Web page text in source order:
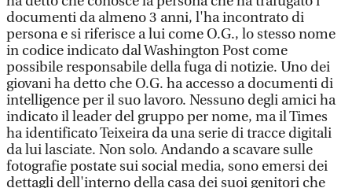
documenti da almeno 3 anni, l'ha incontrato di
persona e si riferisce a lui come O.G., lo stesso nome
in codice indicato dal Washington Post come
possibile responsabile della fuga di notizie. Uno dei
giovani ha detto che O.G. ha accesso a documenti di
intelligence per il suo lavoro. Nessuno degli amici ha
indicato il leader del gruppo per nome, ma il Times
ha identificato Teixeira da una serie di tracce digitali
da lui lasciate. Non solo. Andando a scavare sulle
fotografie postate sui social media, sono emersi dei
dettagli dell'interno della casa dei suoi genitori che